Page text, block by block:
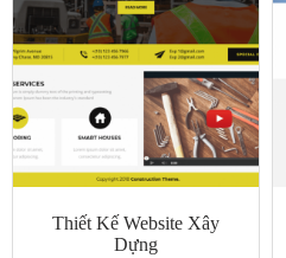
Thiết Kế Website Xây
Dựng